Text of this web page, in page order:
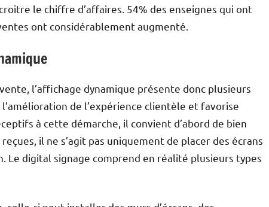
le chiffre d’affaires. 54% des enseignes qui ont
ont considérablement augmenté.
l’affichage dynamique présente donc plusieurs
de l’expérience clientèle et favorise
à cette démarche, il convient d’abord de bien
il ne s’agit pas uniquement de placer des écrans
Le digital signage comprend en réalité plusieurs types